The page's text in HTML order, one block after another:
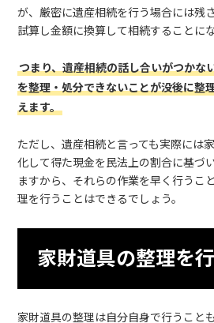
が、厳密に遺産相続を行う場合には残
試算し金額に換算して相続することにな
つまり、遺産相続の話し合いがつかな
を整理・処分できないことが没後に整
えます。
ただし、遺産相続と言っても実際には
化して得た現金を民法上の割合に基づ
ますから、それらの作業を早く行うこ
理を行うことはできるでしょう。
家財道具の整理を
家財道具の整理は自分自身で行うこと